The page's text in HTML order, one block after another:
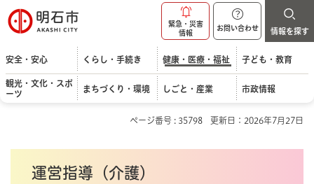
明石市
緊急・災害
情報
お問い合わせ 情報を探す
安全・安心 くらし・手続き 健康・医療・福祉 子ども・教育
観光・文化・スポ
ーツ
まちづくり・環境 しごと・産業 市政情報
ページ番号 : 35798 更新日：2026年7月27日
運営指導（介護）